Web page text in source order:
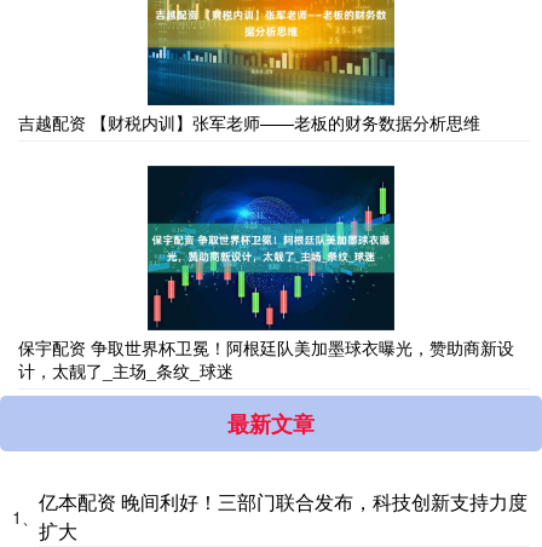
吉越配资 【财税内训】张军老师——老板的财务数据分析思维
保宇配资 争取世界杯卫冕！阿根廷队美加墨球衣曝光，赞助商新设
计，太靓了_主场_条纹_球迷
最新文章
1、
亿本配资 晚间利好！三部门联合发布，科技创新支持力度
扩大